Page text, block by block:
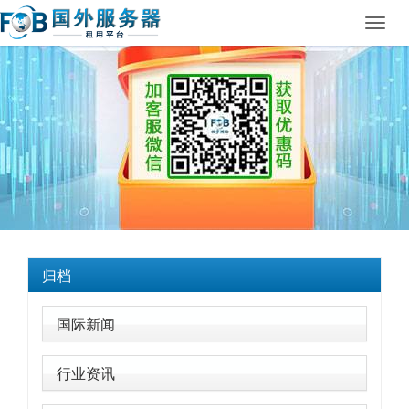
归档
国际新闻
行业资讯